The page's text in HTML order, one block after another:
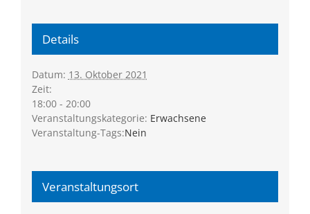
Details
Datum: 13. Oktober 2021
Zeit:
18:00 - 20:00
Veranstaltungskategorie: Erwachsene
Veranstaltung-Tags:Nein
Veranstaltungsort